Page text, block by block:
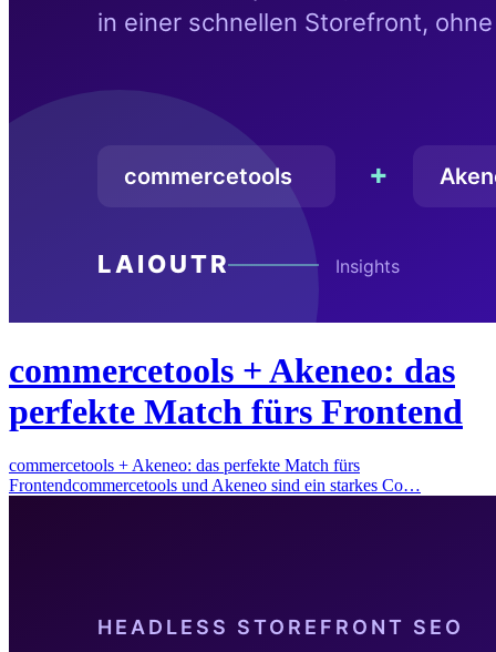
commercetools + Akeneo: das
perfekte Match fürs Frontend
commercetools + Akeneo: das perfekte Match fürs
Frontendcommercetools und Akeneo sind ein starkes Co…